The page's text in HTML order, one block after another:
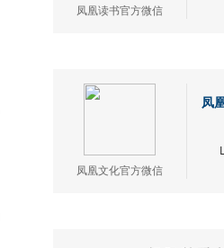
凤凰读书官方微信
凤凰文化官方微信
凤